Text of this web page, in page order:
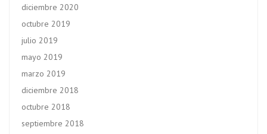
diciembre 2020
octubre 2019
julio 2019
mayo 2019
marzo 2019
diciembre 2018
octubre 2018
septiembre 2018